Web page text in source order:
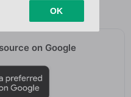
on Google